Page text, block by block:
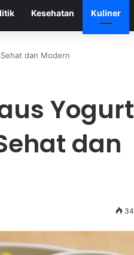
Kesehatan Kuliner
dan Modern
Yogurt
dan
34